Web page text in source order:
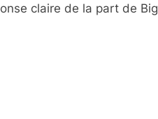
claire de la part de Big